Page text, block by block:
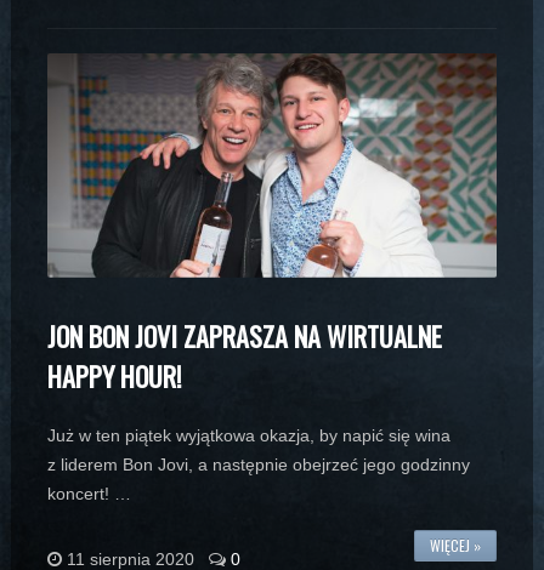
JON BON JOVI ZAPRASZA NA WIRTUALNE
HAPPY HOUR!
Już w ten piątek wyjątkowa okazja, by napić się wina
z liderem Bon Jovi, a następnie obejrzeć jego godzinny
koncert! …
WIĘCEJ »
11 sierpnia 2020 0